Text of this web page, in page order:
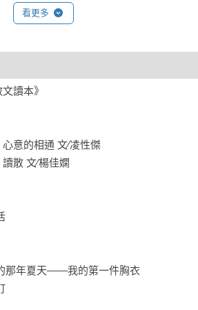
文學沒有標準答案，普通讀者可以從中
透過觀摩名家手筆增進讀與寫的能
何進行敘事、描寫、說明、議論，終
也是我觀察的重點。
光裡是寂寞的書纏綿的人，拌干絲，
有買《山海經》的老嬤嬤，寫內衣的
門的，被啟蒙和終於幻滅的……都是
別人傳授知識，也不是為了糾正別人的
讀本》
看更多
讀本》
意的相通 文∕凌性傑
散 文∕楊佳嫻
那年夏天——我的第一件胸衣